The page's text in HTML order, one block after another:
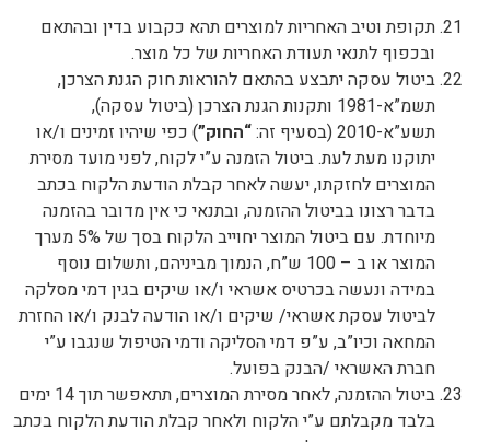
תקופת וטיב האחריות למוצרים תהא כקבוע בדין ובהתאם
ובכפוף לתנאי תעודת האחריות של כל מוצר.
ביטול עסקה יתבצע בהתאם להוראות חוק הגנת הצרכן,
תשמ”א-1981 ותקנות הגנת הצרכן (ביטול עסקה),
תשע”א-2010 (בסעיף זה:
“החוק”) כפי שיהיו זמינים ו/או
יתוקנו מעת לעת. ביטול הזמנה ע”י לקוח, לפני מועד מסירת
המוצרים לחזקתו, יעשה לאחר קבלת הודעת הלקוח בכתב
בדבר רצונו בביטול ההזמנה, ובתנאי כי אין מדובר בהזמנה
מיוחדת. עם ביטול המוצר יחוייב הלקוח בסך של 5% מערך
המוצר או ב – 100 ש”ח, הנמוך מביניהם, ותשלום נוסף
במידה ונעשה בכרטיס אשראי ו/או שיקים בגין דמי מסלקה
לביטול עסקת אשראי/ שיקים ו/או הודעה לבנק ו/או החזרת
המחאה וכיו”ב, ע”פ דמי הסליקה ודמי הטיפול שנגבו ע”י
חברת האשראי /הבנק בפועל.
ביטול ההזמנה, לאחר מסירת המוצרים, תתאפשר תוך 14 ימים
בלבד מקבלתם ע”י הלקוח ולאחר קבלת הודעת הלקוח בכתב